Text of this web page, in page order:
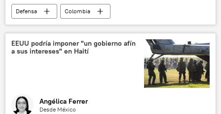
Defensa
Colombia
Ejército de Colombia
Gustavo Petro
Iván Velásquez
Oficina para el Control de Activos Extranjeros (OFAC)
💬 Opinión y Análisis
EEUU podría imponer "un gobierno afín
a sus intereses" en Haití
Angélica Ferrer
Desde México